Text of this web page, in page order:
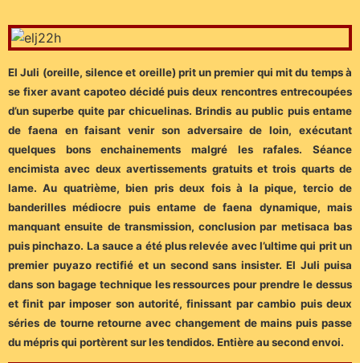
El Juli (oreille, silence et oreille) prit un premier qui mit du temps à
se fixer avant capoteo décidé puis deux rencontres entrecoupées
d’un superbe quite par chicuelinas. Brindis au public puis entame
de faena en faisant venir son adversaire de loin, exécutant
quelques bons enchainements malgré les rafales. Séance
encimista avec deux avertissements gratuits et trois quarts de
lame. Au quatrième, bien pris deux fois à la pique, tercio de
banderilles médiocre puis entame de faena dynamique, mais
manquant ensuite de transmission, conclusion par metisaca bas
puis pinchazo. La sauce a été plus relevée avec l’ultime qui prit un
premier puyazo rectifié et un second sans insister. El Juli puisa
dans son bagage technique les ressources pour prendre le dessus
et finit par imposer son autorité, finissant par cambio puis deux
séries de tourne retourne avec changement de mains puis passe
du mépris qui portèrent sur les tendidos. Entière au second envoi.